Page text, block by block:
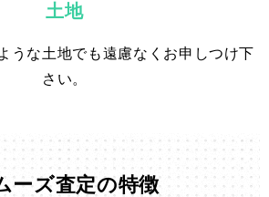
土地
うな土地でも遠慮なくお申しつけ下
さい。
ーズ査定の特徴